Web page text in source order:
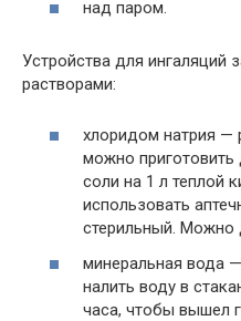
над паром.
Устройства для
растворами:
хлоридом натрия —
можно приготовить
соли на 1 л теплой
использовать
стерильный. Можно
минеральная вода
налить воду в
часа, чтобы вышел